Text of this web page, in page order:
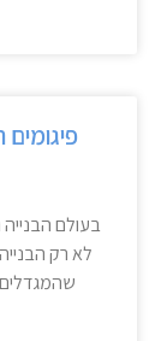
בעולם
לא רק